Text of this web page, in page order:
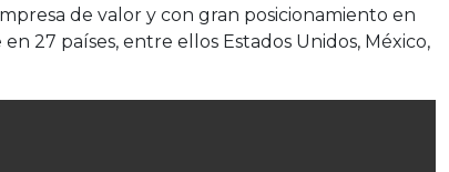
de valor y con gran posicionamiento en
27 países, entre ellos Estados Unidos, México,